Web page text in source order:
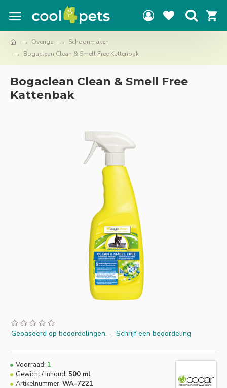
Overige
Schoonmaken
Bogaclean Clean & Smell Free Kattenbak
Bogaclean Clean & Smell Free
Kattenbak
Gebaseerd op beoordelingen. - Schrijf een beoordeling
Voorraad: 1
Gewicht / inhoud: 500 ml
Artikelnummer: WA-7221